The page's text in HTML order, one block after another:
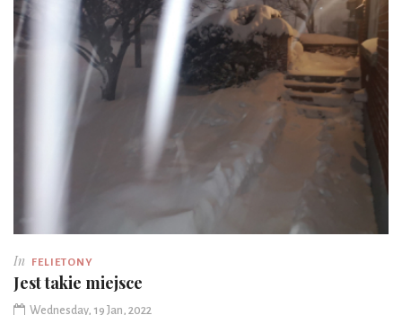
In FELIETONY
Jest takie miejsce
Wednesday, 19 Jan, 2022